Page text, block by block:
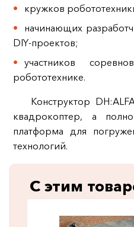
кружков
начинающих
DIY‑проектов;
участников
робототехнике.
Конструктор
квадрокоптер, а
платформа для
технологий.
С этим